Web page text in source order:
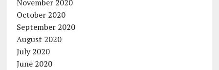
November 2020
October 2020
September 2020
August 2020
July 2020
June 2020